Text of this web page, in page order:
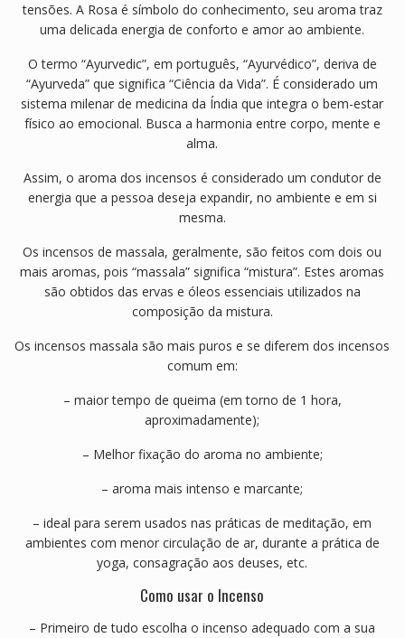
tensões. A Rosa é símbolo do conhecimento, seu aroma traz
uma delicada energia de conforto e amor ao ambiente.
O termo “Ayurvedic”, em português, “Ayurvédico”, deriva de
“Ayurveda” que significa “Ciência da Vida”. É considerado um
sistema milenar de medicina da Índia que integra o bem-estar
físico ao emocional. Busca a harmonia entre corpo, mente e
alma.
Assim, o aroma dos incensos é considerado um condutor de
energia que a pessoa deseja expandir, no ambiente e em si
mesma.
Os incensos de massala, geralmente, são feitos com dois ou
mais aromas, pois “massala” significa “mistura”. Estes aromas
são obtidos das ervas e óleos essenciais utilizados na
composição da mistura.
Os incensos massala são mais puros e se diferem dos incensos
comum em:
– maior tempo de queima (em torno de 1 hora,
aproximadamente);
– Melhor fixação do aroma no ambiente;
– aroma mais intenso e marcante;
– ideal para serem usados nas práticas de meditação, em
ambientes com menor circulação de ar, durante a prática de
yoga, consagração aos deuses, etc.
Como usar o Incenso
– Primeiro de tudo escolha o incenso adequado com a sua